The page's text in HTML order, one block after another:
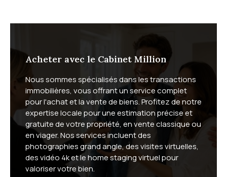
Que vous souhaitiez acheter ouvendre, nous vous
offrons un service complet, adapté aux spécificités
du marché du bassin de Thau. Vendeurs, vous
bénéficiez d'une mise en valeur soignée de votre
bien : photographies grand angle, vidéo 4K, visites
virtuelles et home staging virtuel. Acheteurs, vous
profitez de visites à distance et d'un suivi sur mesure
jusqu'à la signature.
Nous proposons également la vente enviager, une
formule patrimoniale adaptée à de nombreuses
Acheter avec le Cabinet Million
Nous sommes spécialisés dans les transactions
immobilières, vous offrant un service complet
pour l'achat et la vente de biens. Profitez de notre
expertise locale pour une estimation précise et
gratuite de votre propriété, en vente classique ou
en viager. Nos services incluent des
photographies grand angle, des visites virtuelles,
des vidéo 4k et le home staging virtuel pour
valoriser votre bien.